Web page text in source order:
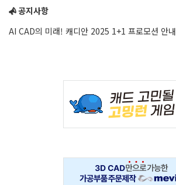
공지사항
AI CAD의 미래! 캐디안 2025 1+1 프로모션 안내